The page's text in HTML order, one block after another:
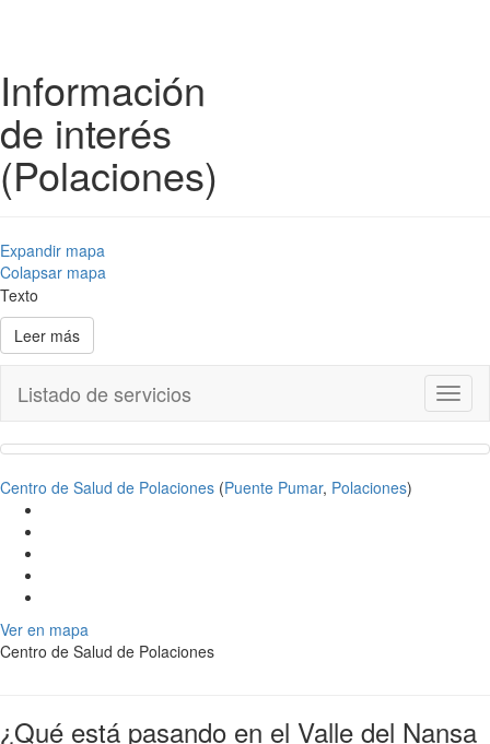
Información
de interés
(Polaciones)
Expandir mapa
Colapsar mapa
Texto
Leer más
Listado de servicios
Centro de Salud de Polaciones (Puente Pumar, Polaciones)
Ver en mapa
Centro de Salud de Polaciones
¿Qué está pasando en el Valle del Nansa